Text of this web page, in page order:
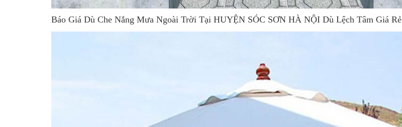
Báo Giá Dù Che Nắng Mưa Ngoài Trời Tại HUYỆN SÓC SƠN HÀ NỘI Dù Lệch Tâm Giá Rẻ